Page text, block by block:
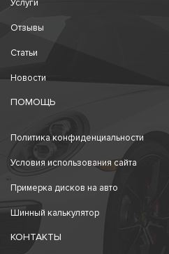
Услуги
Отзывы
Статьи
Новости
ПОМОЩЬ
Политика конфиденциальности
Условия использования сайта
Примерка дисков на авто
Шинный калькулятор
КОНТАКТЫ